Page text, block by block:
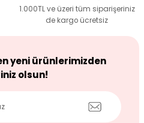
1.000TL ve üzeri tüm siparişeriniz
de kargo ücretsiz
yeni ürünlerimizden
olsun!